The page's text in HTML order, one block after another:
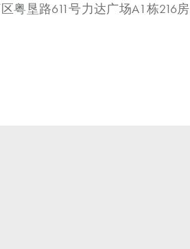
粤垦路611号力达广场A1栋216房